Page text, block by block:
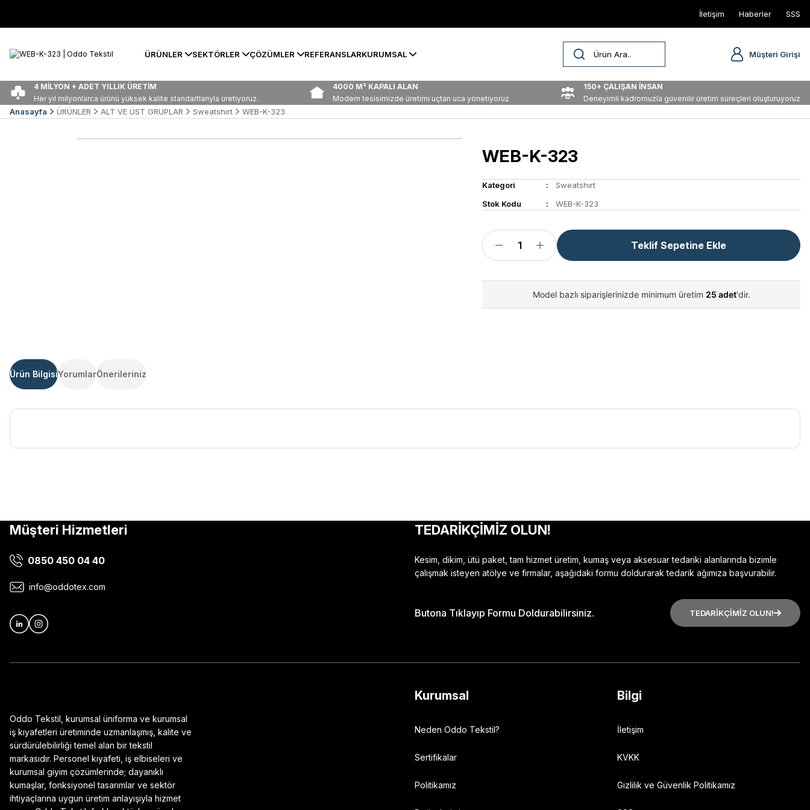
İletişim Haberler SSS
ÜRÜNLER SEKTÖRLER ÇÖZÜMLER REFERANSLARKURUMSAL Müşteri Girişi
4 MİLYON + ADET YILLIK ÜRETİM
Her yıl milyonlarca ürünü yüksek kalite standartlarıyla üretiyoruz.
4000 M² KAPALI ALAN
Modern tesisimizde üretimi uçtan uca yönetiyoruz
150+ ÇALIŞAN İNSAN
Deneyimli kadromuzla güvenilir üretim süreçleri oluşturuyoruz
Anasayfa ÜRÜNLER ALT VE ÜST GRUPLAR Sweatshırt WEB-K-323
WEB-K-323
Kategori
Sweatshırt
Stok Kodu
WEB-K-323
Teklif Sepetine Ekle
Model bazlı siparişlerinizde minimum üretim 25 adet'dir.
Ürün BilgisiYorumlarÖnerileriniz
Yorum Yaz
Ürün resmi kalitesiz, bozuk veya görüntülenemiyor.
Ürün bilgilerinde hatalar bulunuyor.
Müşteri Hizmetleri
0850 450 04 40
info@oddotex.com
TEDARİKÇİMİZ OLUN!
Kesim, dikim, ütü paket, tam hizmet üretim, kumaş veya aksesuar tedariki alanlarında bizimle
çalışmak isteyen atölye ve firmalar, aşağıdaki formu doldurarak tedarik ağımıza başvurabilir.
Butona Tıklayıp Formu Doldurabilirsiniz. TEDARİKÇİMİZ OLUN!
Oddo Tekstil, kurumsal üniforma ve kurumsal
iş kıyafetleri üretiminde uzmanlaşmış, kalite ve
sürdürülebilirliği temel alan bir tekstil
markasıdır. Personel kıyafeti, iş elbiseleri ve
kurumsal giyim çözümlerinde; dayanıklı
kumaşlar, fonksiyonel tasarımlar ve sektör
ihtiyaçlarına uygun üretim anlayışıyla hizmet
Kurumsal
Neden Oddo Tekstil?
Sertifikalar
Politikamız
Bilgi
İletişim
KVKK
Gizlilik ve Güvenlik Politikamız